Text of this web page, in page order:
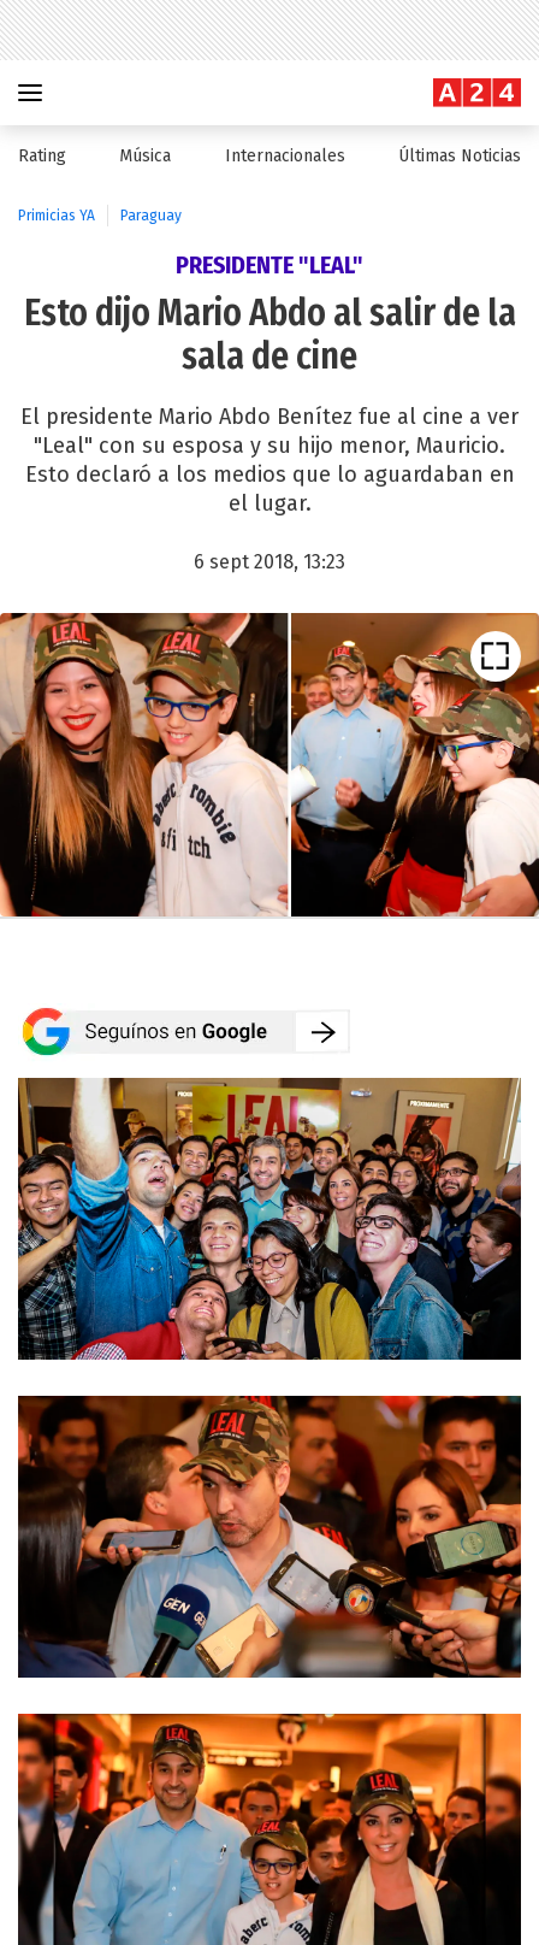
Rating Música Internacionales Últimas Noticias
Primicias YA Paraguay
PRESIDENTE "LEAL"
Esto dijo Mario Abdo al salir de la
sala de cine
El presidente Mario Abdo Benítez fue al cine a ver
"Leal" con su esposa y su hijo menor, Mauricio.
Esto declaró a los medios que lo aguardaban en
el lugar.
6 sept 2018, 13:23